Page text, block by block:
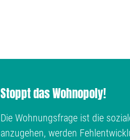
Stoppt das Wohnopoly!
Die Wohnungsfrage ist die
anzugehen, werden